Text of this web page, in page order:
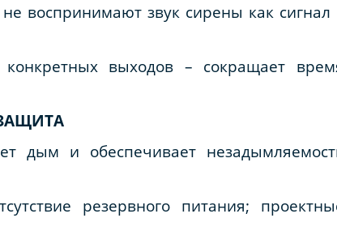
воспринимают звук сирены как сигнал
выходов – сокращает
дым и обеспечивает
резервного питания;